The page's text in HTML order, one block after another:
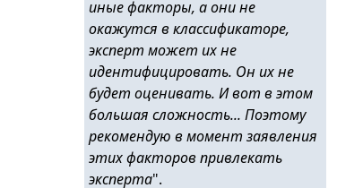
иные факторы, а они не
окажутся в классификаторе,
эксперт может их не
идентифицировать. Он их не
будет оценивать. И вот в этом
большая сложность... Поэтому
рекомендую в момент заявления
этих факторов привлекать
эксперта".